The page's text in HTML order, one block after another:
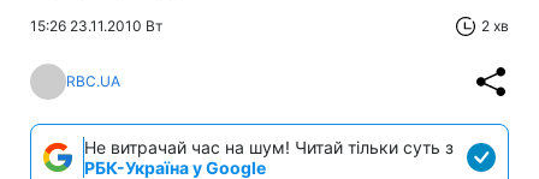
15:26 23.11.2010 Вт 2 хв
RBC.UA
Не витрачай час на шум! Читай тільки суть з
РБК-Україна у Google